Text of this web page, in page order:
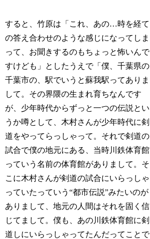
すると、竹原は「これ、あの…時を経て
の答え合わせのような感じになってしま
って、お聞きするのもちょっと怖いんで
すけども」としたうえで「僕、千葉県の
千葉市の、駅でいうと蘇我駅ってありま
して。その界隈の生まれ育ちなんです
が、少年時代からずっと一つの伝説とい
うか噂として、木村さんが少年時代に剣
道をやってらっしゃって。それで剣道の
試合で僕の地元にある、当時川鉄体育館
っていう名前の体育館がありまして。そ
こに木村さんが剣道の試合にいらっしゃ
っていたっていう“都市伝説”みたいのが
ありまして、地元の人間はそれを固く信
じてまして。僕も、あの川鉄体育館に剣
道しにいらっしゃってたんだってことで